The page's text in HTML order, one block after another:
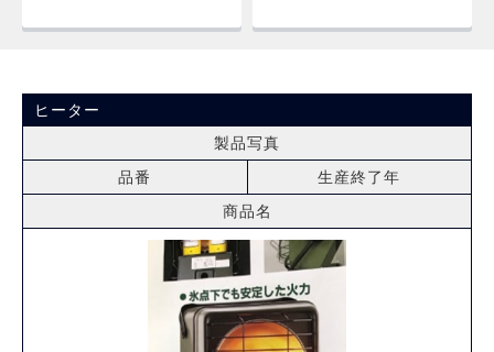
ヒーター
品番
商品名
生産終了年
製品写真